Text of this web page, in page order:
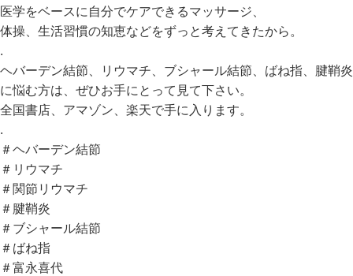
医学をベースに自分でケアできるマッサージ、
体操、生活習慣の知恵などをずっと考えてきたから。
.
ヘバーデン結節、リウマチ、ブシャール結節、ばね指、腱鞘炎
に悩む方は、ぜひお手にとって見て下さい。
全国書店、アマゾン、楽天で手に入ります。
.
＃ヘバーデン結節
＃リウマチ
＃関節リウマチ
＃腱鞘炎
＃ブシャール結節
＃ばね指
＃富永喜代